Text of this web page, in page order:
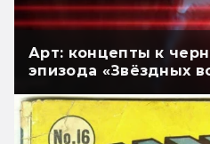
Арт: концепты к
эпизода «Звёздных